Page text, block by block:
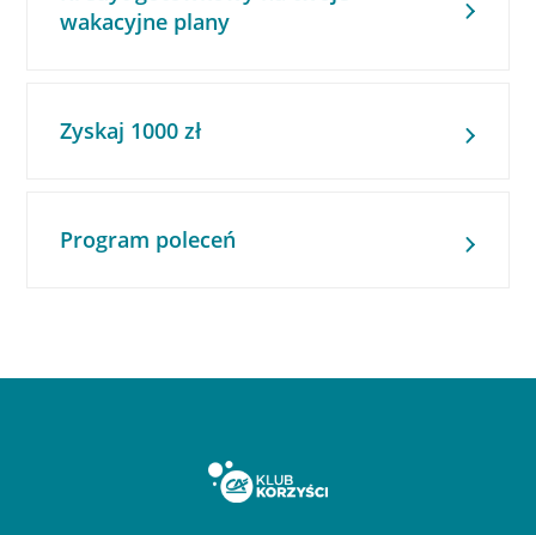
wakacyjne plany
Zyskaj 1000 zł
Program poleceń